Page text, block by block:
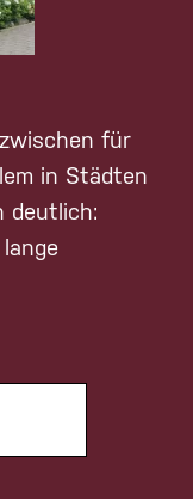
für
in Städten
deutlich: